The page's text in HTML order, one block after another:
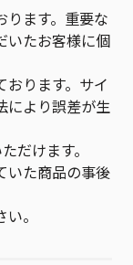
ます。重要な
いたお客様に個
ります。サイ
により誤差が生
だけます。
いた商品の事後
。